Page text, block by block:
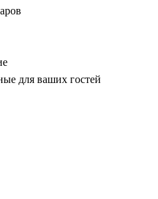
для ваших гостей